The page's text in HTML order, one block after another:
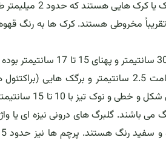
مخروطی هستند. کرک ها به رنگ
گل های این گیاه معطر و